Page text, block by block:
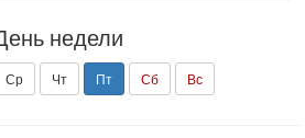
недели
Ср Чт Пт Сб Вс